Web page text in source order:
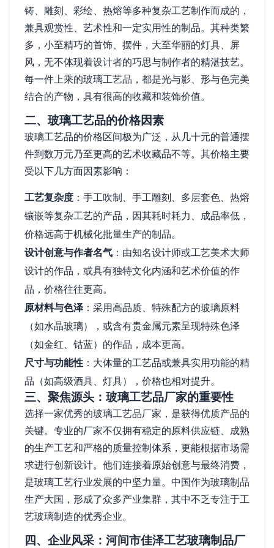
铸、雕刻、彩绘、热熔等多种复杂工艺制作而成的，
兼具观赏性、艺术性和一定实用性的制品。其种类繁
多，小至精巧的首饰、摆件，大至华丽的灯具、屏
风，无不体现着设计者的巧思与制作者的精湛技艺。
每一件上乘的玻璃工艺品，都是光与影、形与色完美
结合的产物，具有很高的收藏和装饰价值。
二、玻璃工艺品的价格因素
玻璃工艺品的价格区间极为广泛，从几十元的普通摆
件到数万元乃至更高的艺术收藏品不等。其价格主要
受以下几方面因素影响：
工艺复杂度 ：手工吹制、手工雕刻、多层套色、热熔
镶嵌等复杂工艺的产品，因其耗时耗力、成品率低，
价格远高于机械化批量生产的制品。
设计创意与作者名气 ：由知名设计师或工艺美术大师
设计的作品，或具有独特文化内涵和艺术价值的作
品，价格往往更高。
原材料与色泽：采用高品质、特殊配方的玻璃原料
（如水晶玻璃），或含有贵金属元素呈现特殊色泽
（如金红、钴蓝）的作品，成本更高。
尺寸与功能性 ：大体量的工艺品或兼具实用功能的精
品（如高级酒具、灯具），价格也相对提升。
三、聚焦源头：玻璃工艺品厂家的重要性
选择一家优秀的玻璃工艺品厂家，是获得优质产品的
关键。专业的厂家不仅拥有稳定的原料供应链、成熟
的生产工艺和严格的质量控制体系，更能根据市场需
求进行创新设计。他们连接着原始创意与最终消费，
是玻璃工艺行业发展的中坚力量。中国作为玻璃制品
生产大国，形成了众多产业集群，其中不乏专注于工
艺玻璃制造的优秀企业。
四、企业风采：河间市佳泽工艺玻璃制品厂